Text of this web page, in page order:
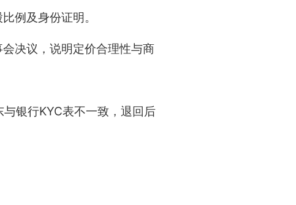
例及身份证明。
决议，说明定价合理性与商
银行KYC表不一致，退回后